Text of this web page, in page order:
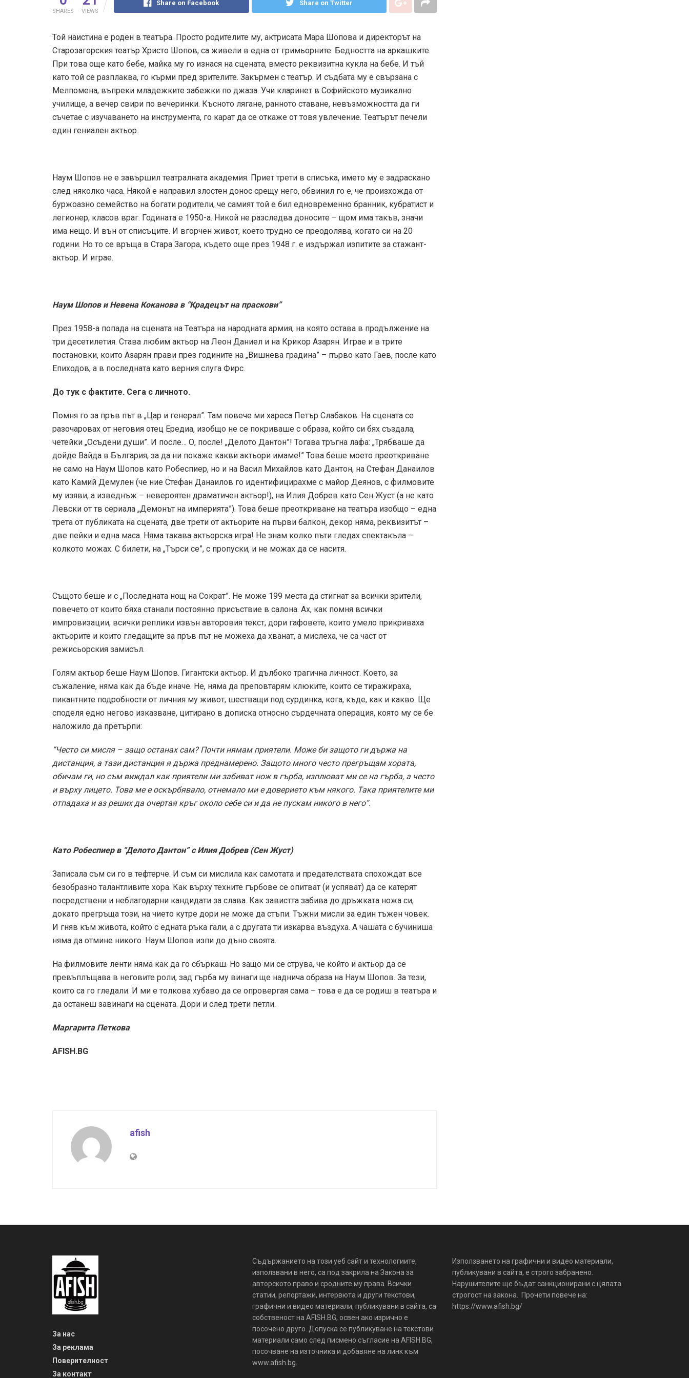
SHARES VIEWS
Share on Facebook Share on Twitter
Той наистина е роден в театъра. Просто родителите му, актрисата Мара Шопова и директорът на
Старозагорския театър Христо Шопов, са живели в една от гримьорните. Бедността на аркашките.
При това още като бебе, майка му го изнася на сцената, вместо реквизитна кукла на бебе. И тъй
като той се разплаква, го кърми пред зрителите. Закърмен с театър. И съдбата му е свързана с
Мелпомена, въпреки младежките забежки по джаза. Учи кларинет в Софийското музикално
училище, а вечер свири по вечеринки. Късното лягане, ранното ставане, невъзможността да ги
съчетае с изучаването на инструмента, го карат да се откаже от товя увлечение. Театърът печели
един гениален актьор.
Наум Шопов не е завършил театралната академия. Приет трети в списъка, името му е задраскано
след няколко часа. Някой е направил злостен донос срещу него, обвинил го е, че произхожда от
буржоазно семейство на богати родители, че самият той е бил едновременно бранник, кубратист и
легионер, класов враг. Годината е 1950-а. Никой не разследва доносите – щом има такъв, значи
има нещо. И вън от списъците. И вгорчен живот, което трудно се преодолява, когато си на 20
години. Но то се връща в Стара Загора, където още през 1948 г. е издържал изпитите за стажант-
актьор. И играе.
Наум Шопов и Невена Коканова в “Крадецът на праскови”
През 1958-а попада на сцената на Театъра на народната армия, на която остава в продължение на
три десетилетия. Става любим актьор на Леон Даниел и на Крикор Азарян. Играе и в трите
постановки, които Азарян прави през годините на „Вишнева градина” – първо като Гаев, после като
Епиходов, а в последната като верния слуга Фирс.
До тук с фактите. Сега с личното.
Помня го за пръв път в „Цар и генерал”. Там повече ми хареса Петър Слабаков. На сцената се
разочаровах от неговия отец Ередиа, изобщо не се покриваше с образа, който си бях създала,
четейки „Осъдени души”. И после… О, после! „Делото Дантон”! Тогава тръгна лафа: „Трябваше да
дойде Вайда в България, за да ни покаже какви актьори имаме!” Това беше моето преоткриване
не само на Наум Шопов като Робеспиер, но и на Васил Михайлов като Дантон, на Стефан Данаилов
като Камий Демулен (че ние Стефан Данаилов го идентифицирахме с майор Деянов, с филмовите
му изяви, а изведнъж – невероятен драматичен актьор!), на Илия Добрев като Сен Жуст (а не като
Левски от тв сериала „Демонът на империята”). Това беше преоткриване на театъра изобщо – една
трета от публиката на сцената, две трети от актьорите на първи балкон, декор няма, реквизитът –
две пейки и една маса. Няма такава актьорска игра! Не знам колко пъти глeдах спектакъла –
колкото можах. С билети, на „Търси се”, с пропуски, и не можах да се наситя.
Същото беше и с „Последната нощ на Сократ”. Не може 199 места да стигнат за всички зрители,
повечето от които бяха станали постоянно присъствие в салона. Ах, как помня всички
импровизации, всички реплики извън авторовия текст, дори гафовете, които умело прикриваха
актьорите и които гледащите за пръв път не можеха да хванат, а мислеха, че са част от
режисьорския замисъл.
Голям актьор беше Наум Шопов. Гигантски актьор. И дълбоко трагична личност. Което, за
съжаление, няма как да бъде иначе. Не, няма да преповтарям клюките, които се тиражираха,
пикантните подробности от личния му живот, шестващи под сурдинка, кога, къде, как и какво. Ще
споделя едно негово изказване, цитирано в дописка относно сърдечната операция, която му се бе
наложило да претърпи:
“Често си мисля – защо останах сам? Почти нямам приятели. Може би защото ги държа на
дистанция, а тази дистанция я държа преднамерено. Защото много често прегръщам хората,
обичам ги, но съм виждал как приятели ми забиват нож в гърба, изплюват ми се на гърба, а често
и върху лицето. Това ме е оскърбявало, отнемало ми е доверието към някого. Така приятелите ми
отпадаха и аз реших да очертая кръг около себе си и да не пускам никого в него”.
Като Робеспиер в “Делото Дантон” с Илия Добрев (Сен Жуст)
Записала съм си го в тефтерче. И съм си мислила как самотата и предателствата спохождат все
безобразно талантливите хора. Как върху техните гърбове се опитват (и успяват) да се катерят
посредствени и неблагодарни кандидати за слава. Как завистта забива до дръжката ножа си,
докато прегръща този, на чието кутре дори не може да стъпи. Тъжни мисли за един тъжен човек.
И гняв към живота, който с едната ръка гали, а с другата ти изкарва въздуха. А чашата с бучиниша
няма да отмине никого. Наум Шопов изпи до дъно своята.
На филмовите ленти няма как да го сбъркаш. Но защо ми се струва, че който и актьор да се
превъплъщава в неговите роли, зад гърба му винаги ще наднича образа на Наум Шопов. За тези,
които са го гледали. И ми е толкова хубаво да се опровергая сама – това е да се родиш в театъра и
да останеш завинаги на сцената. Дори и след трети петли.
Маргарита Петкова
AFISH.BG
afish
За нас
За реклама
Поверителност
За контакт
Съдържанието на този уеб сайт и технологиите,
използвани в него, са под закрила на Закона за
авторското право и сродните му права. Всички
статии, репортажи, интервюта и други текстови,
графични и видео материали, публикувани в сайта, са
собственост на AFISH.BG, освен ако изрично е
посочено друго. Допуска се публикуване на текстови
материали само след писмено съгласие на AFISH.BG,
посочване на източника и добавяне на линк към
www.afish.bg.
Използването на графични и видео материали,
публикувани в сайта, е строго забранено.
Нарушителите ще бъдат санкционирани с цялата
строгост на закона. Прочети повече на:
https://www.afish.bg/